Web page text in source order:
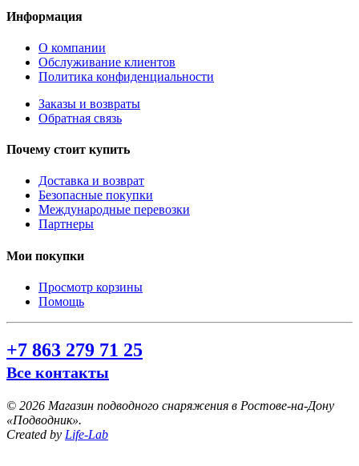
Информация
О компании
Обслуживание клиентов
Политика конфиденциальности
Заказы и возвраты
Обратная связь
Почему стоит купить
Доставка и возврат
Безопасные покупки
Международные перевозки
Партнеры
Мои покупки
Просмотр корзины
Помощь
+7 863 279 71 25
Все контакты
© 2026 Магазин подводного снаряжения в Ростове-на-Дону
«Подводник».
Created by Life-Lab